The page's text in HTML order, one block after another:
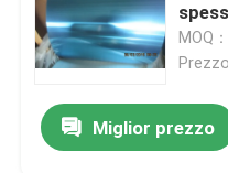
MOQ
Miglior prezzo